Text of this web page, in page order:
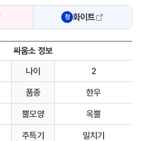
청 화이트
싸움소 정보
나이
2
품종 한우
뿔모양 옥뿔
주특기 밀치기